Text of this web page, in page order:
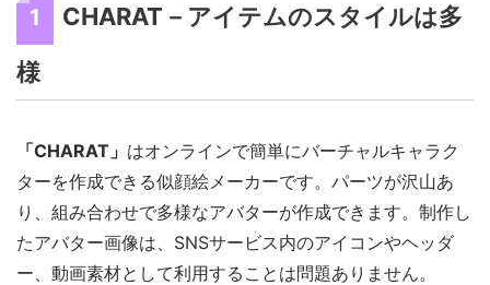
1
CHARAT－アイテムのスタイルは多
様
「CHARAT」 はオンラインで簡単にバーチャルキャラク
ターを作成できる似顔絵メーカーです。パーツが沢山あ
り、組み合わせで多様なアバターが作成できます。制作し
たアバター画像は、SNSサービス内のアイコンやヘッダ
ー、動画素材として利用することは問題ありません。